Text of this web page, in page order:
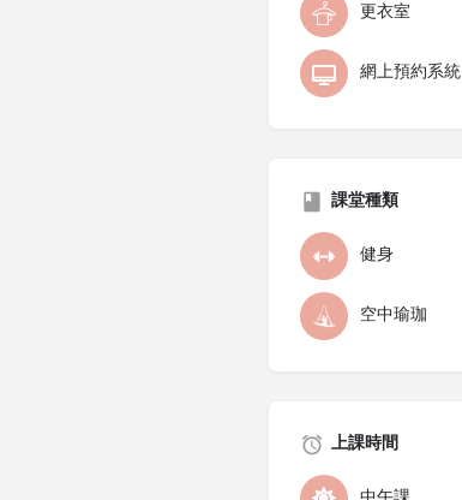
更衣室
網上預約系統
課堂種類
健身
空中瑜珈
上課時間